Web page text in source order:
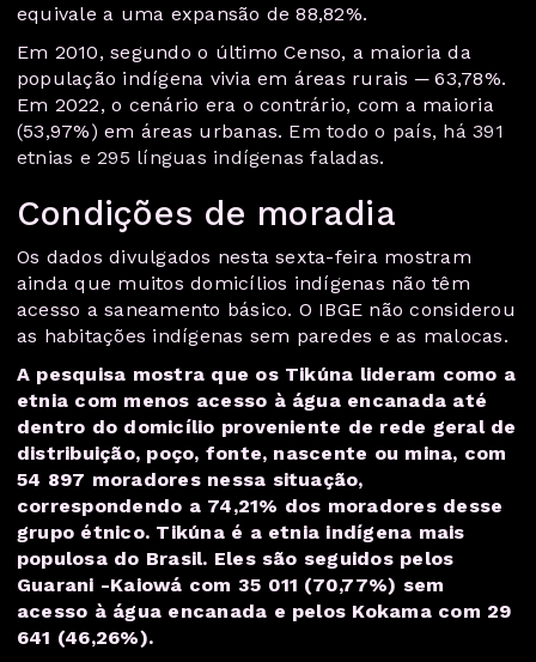
equivale a uma expansão de 88,82%.
Em 2010, segundo o último Censo, a maioria da
população indígena vivia em áreas rurais ─ 63,78%.
Em 2022, o cenário era o contrário, com a maioria
(53,97%) em áreas urbanas. Em todo o país, há 391
etnias e 295 línguas indígenas faladas.
Condições de moradia
Os dados divulgados nesta sexta-feira mostram
ainda que muitos domicílios indígenas não têm
acesso a saneamento básico. O IBGE não considerou
as habitações indígenas sem paredes e as malocas.
A pesquisa mostra que os Tikúna lideram como a
etnia com menos acesso à água encanada até
dentro do domicílio proveniente de rede geral de
distribuição, poço, fonte, nascente ou mina, com
54 897 moradores nessa situação,
correspondendo a 74,21% dos moradores desse
grupo étnico. Tikúna é a etnia indígena mais
populosa do Brasil. Eles são seguidos pelos
Guarani -Kaiowá com 35 011 (70,77%) sem
acesso à água encanada e pelos Kokama com 29
641 (46,26%).